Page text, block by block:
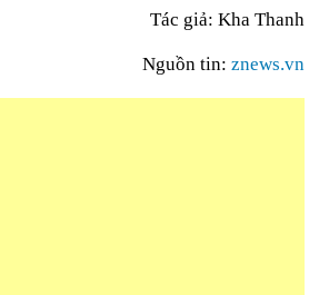
Tác giả: Kha Thanh
Nguồn tin: znews.vn